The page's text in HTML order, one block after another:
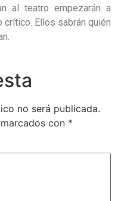
al teatro empezarán a
Ellos sabrán quién
no será publicada.
con *